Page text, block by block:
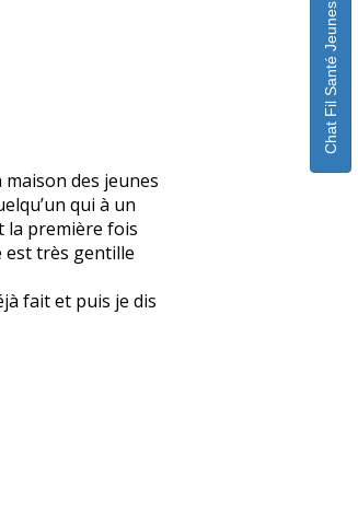
maison des jeunes
qui à un
la première fois
est très gentille
fait et puis je dis
Chat Fil Santé Jeunes